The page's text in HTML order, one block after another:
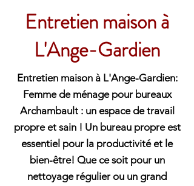
Entretien maison à
L'Ange-Gardien
Entretien maison à L'Ange-Gardien:
Femme de ménage pour bureaux
Archambault : un espace de travail
propre et sain ! Un bureau propre est
essentiel pour la productivité et le
bien-être! Que ce soit pour un
nettoyage régulier ou un grand